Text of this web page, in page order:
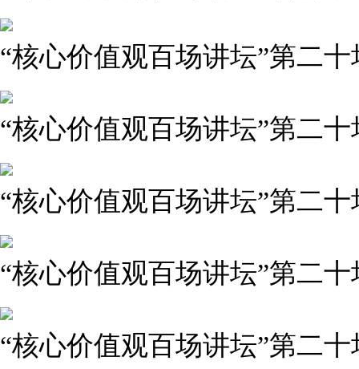
“核心价值观百场讲坛”第二
“核心价值观百场讲坛”第二
“核心价值观百场讲坛”第二
“核心价值观百场讲坛”第二
“核心价值观百场讲坛”第二